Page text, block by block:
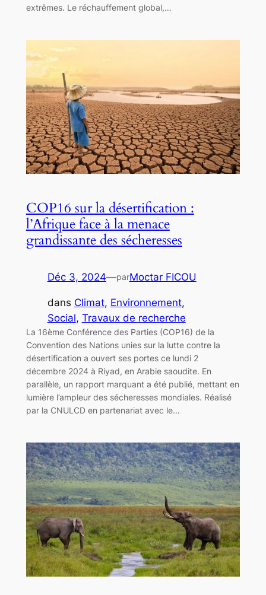
extrêmes. Le réchauffement global,…
COP16 sur la désertification :
l’Afrique face à la menace
grandissante des sécheresses
Déc 3, 2024—parMoctar FICOU
dans Climat, Environnement
Social, Travaux de recherche
La 16ème Conférence des Parties (COP16) de la
Convention des Nations unies sur la lutte contre la
désertification a ouvert ses portes ce lundi 2
décembre 2024 à Riyad, en Arabie saoudite. En
parallèle, un rapport marquant a été publié, mettant en
lumière l’ampleur des sécheresses mondiales. Réalisé
par la CNULCD en partenariat avec le…